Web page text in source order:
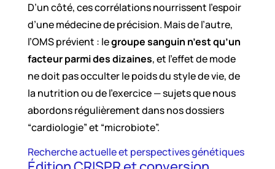
D’un côté, ces corrélations nourrissent l’espoir
d’une médecine de précision. Mais de l’autre,
l’OMS prévient : legroupe sanguin n’est qu’un
facteur parmi des dizaines, et l’effet de mode
ne doit pas occulter le poids du style de vie, de
la nutrition ou de l’exercice — sujets que nous
abordons régulièrement dans nos dossiers
“cardiologie” et “microbiote”.
Recherche actuelle et perspectives génétiques